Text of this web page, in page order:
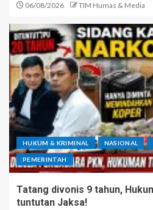
06/08/2026 TIM Humas & Media
HUKUM & KRIMINAL NASIONAL
PEMERINTAH
Tatang divonis 9 tahun,
tuntutan Jaksa!